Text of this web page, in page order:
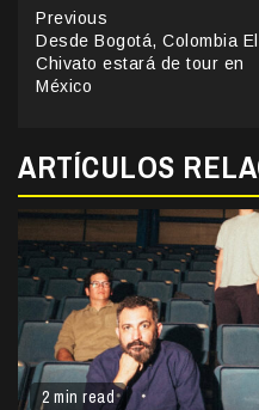
Continue
Reading
Previous
Desde Bogotá, Colombia El
Chivato estará de tour en
México
ARTÍCULOS
2 min read